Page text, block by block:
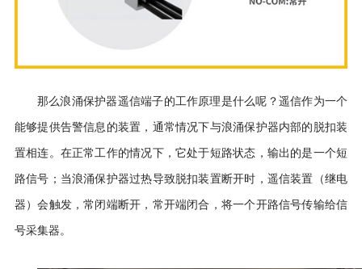
那么浪涌保护器遥信端子的工作原理是什么呢？遥信作为一个
能够提供告警信息的装置，通常情况下与浪涌保护器内部的脱扣装
置相连。在正常工作的情况下，它处于短路状态，输出的是一个短
路信号；当浪涌保护器过热导致脱扣装置断开时，遥信装置（继电
器）会触发，常闭端断开，常开端闭合，将一个开路信号传输给信
号采集器。